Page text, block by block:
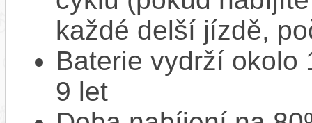
každé delší jízdě,
Baterie vydrží okolo
9 let